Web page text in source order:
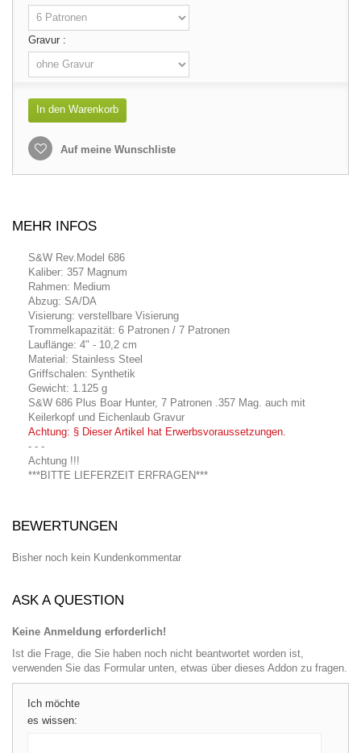
Gravur :
In den Warenkorb
Auf meine Wunschliste
MEHR INFOS
S&W Rev.Model 686
Kaliber: 357 Magnum
Rahmen: Medium
Abzug: SA/DA
Visierung: verstellbare Visierung
Trommelkapazität: 6 Patronen / 7 Patronen
Lauflänge: 4" - 10,2 cm
Material: Stainless Steel
Griffschalen: Synthetik
Gewicht: 1.125 g
S&W 686 Plus Boar Hunter, 7 Patronen .357 Mag. auch mit
Keilerkopf und Eichenlaub Gravur
Achtung: § Dieser Artikel hat Erwerbsvoraussetzungen.
- - -
Achtung !!!
***BITTE LIEFERZEIT ERFRAGEN***
BEWERTUNGEN
Bisher noch kein Kundenkommentar
ASK A QUESTION
Keine Anmeldung erforderlich!
Ist die Frage, die Sie haben noch nicht beantwortet worden ist,
verwenden Sie das Formular unten, etwas über dieses Addon zu fragen.
Ich möchte
es wissen: